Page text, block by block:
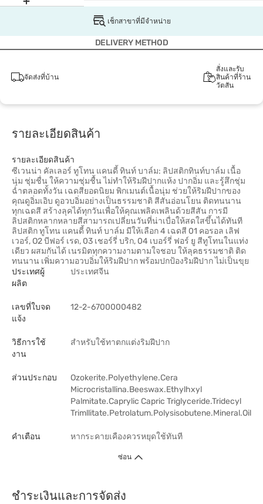
เช็กสาขาที่มีจำหน่าย
DELIVERY METHOD
จัดส่งที่บ้าน
สั่งและรับ
สินค้าที่ร้าน
วัตสัน
รายละเอียดสินค้า
รายละเอียดสินค้า
ซีเวนน่า คัลเลอร์ ทูโทน แคนดี้ ทินท์ บาล์ม: ลิปสติกทินท์บาล์ม เนื้อ
นุ่ม ชุ่มชื่น ให้ความชุ่มชื้น ไม่ทำให้ริมฝีปากแห้ง ปากอิ่ม และรู้สึกชุ่ม
ฉ่ำตลอดทั้งวัน เฉดสียอดนิยม พิกเมนต์เนื้อนุ่ม ช่วยให้ริมฝีปากของ
คุณดูอิ่มเอิบ ดูอวบอิ่มอย่างเป็นธรรมชาติ สีสันอ่อนโยน ติดทนนาน
ทุกเฉดสี สร้างลุคได้ทุกวันเพื่อให้คุณเพลิดเพลินด้วยสีสัน การมี
ลิปสติกหลากหลายสีสามารถเปลี่ยนวันที่น่าเบื่อให้สดใสขึ้นได้ทันที
ลิปสติก ทูโทน แคนดี้ ทินท์ บาล์ม มีให้เลือก 4 เฉดสี 01 คอรอล เลิฟ
เวอร์, O2 บีฟอร์ เรด, 03 เชอร์รี่ บริก, 04 เบอร์รี่ ฟอร์ ยู สีทูโทนในแท่ง
เดียว ผสมกันได้ เนรมิตทุกความงามตามใจชอบ ให้ลุคธรรมชาติ ติด
ทนนาน เพิ่มความอวบอิ่มให้ริมฝีปาก พร้อมปกป้องริมฝีปาก ไม่เป็นขุย
ประเทศผู้
ผลิต
ประเทศจีน
เลขที่ใบจด
แจ้ง
12-2-6700000482
วิธีการใช้
งาน
สำหรับใช้ทาตกแต่งริมฝีปาก
ส่วนประกอบ
Ozokerite.Polyethylene.Cera
Microcristallina.Beeswax.Ethylhxyl
Palmitate.Caprylic Capric Triglyceride.Tridecyl
Trimllitate.Petrolatum.Polysisobutene.Mineral.Oil
คำเตือน หากระคายเคืองควรหยุดใช้ทันที
ซ่อน
ชำระเงินและการจัดส่ง